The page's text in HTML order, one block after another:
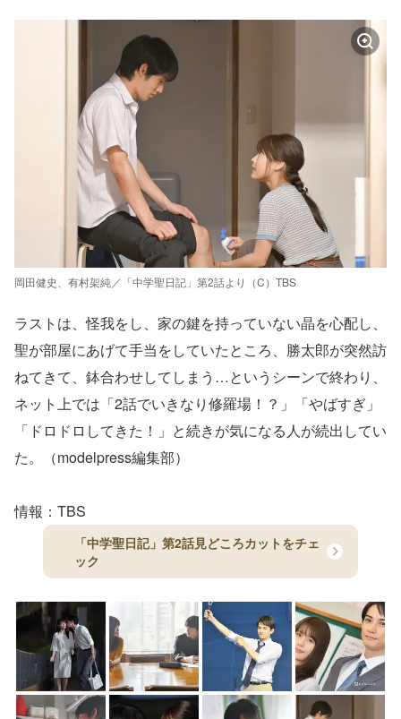
岡田健史、有村架純／「中学聖日記」第2話より（C）TBS
ラストは、怪我をし、家の鍵を持っていない晶を心配し、
聖が部屋にあげて手当をしていたところ、勝太郎が突然訪
ねてきて、鉢合わせしてしまう…というシーンで終わり、
ネット上では「2話でいきなり修羅場！？」「やばすぎ」
「ドロドロしてきた！」と続きが気になる人が続出してい
た。（modelpress編集部）
情報：TBS
「中学聖日記」第2話見どころカットをチェ
ック